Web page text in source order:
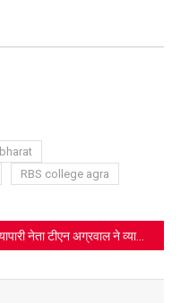
bharat
RBS college agra
व्यापारी नेता टीएन अग्रवाल ने व्यापारी पुत्रों से किया आह्वान- नौकरी छोड़ो व्यापार करो, राष्ट्रीय सम्मेलन में तीन पीढ़ियों का करेंगे सम्मान